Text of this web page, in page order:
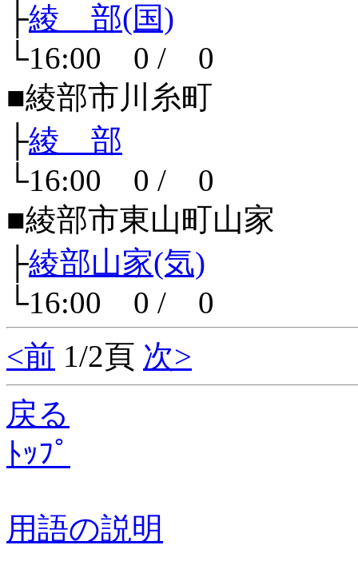
├綾 部(国)
└16:00 0 / 0
■綾部市川糸町
├綾 部
└16:00 0 / 0
■綾部市東山町山家
├綾部山家(気)
└16:00 0 / 0
<前 1/2頁 次>
戻る
ﾄｯﾌﾟ
用語の説明